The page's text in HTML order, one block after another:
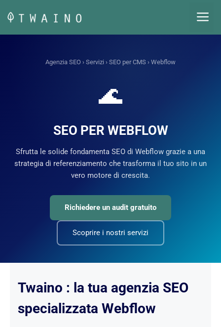
contenuto
Agenzia SEO › Servizi › SEO per CMS › Webflow
🌊
SEO PER WEBFLOW
Sfrutta le solide fondamenta SEO di Webflow grazie a una
strategia di referenziamento che trasforma il tuo sito in un
vero motore di crescita.
Richiedere un audit gratuito
Scoprire i nostri servizi
Twaino : la tua agenzia SEO
specializzata Webflow